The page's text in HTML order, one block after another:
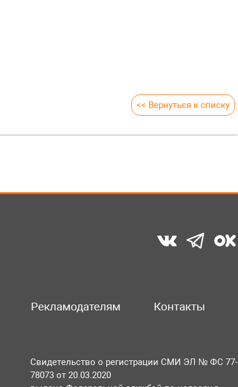
<< Вернуться к списку
Рекламодателям Контакты
Свидетельство о регистрации СМИ ЭЛ № ФС 77-
78073 от 20.03.2020